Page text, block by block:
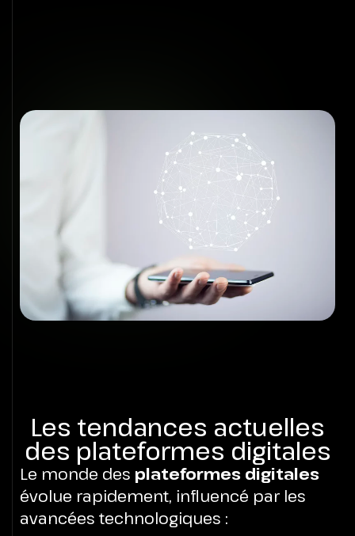
Les tendances actuelles
des plateformes digitales
Le monde des plateformes digitales
évolue rapidement, influencé par les
avancées technologiques :